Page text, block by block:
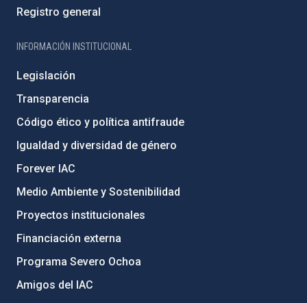
Registro general
INFORMACIÓN INSTITUCIONAL
Legislación
Transparencia
Código ético y política antifraude
Igualdad y diversidad de género
Forever IAC
Medio Ambiente y Sostenibilidad
Proyectos institucionales
Financiación externa
Programa Severo Ochoa
Amigos del IAC